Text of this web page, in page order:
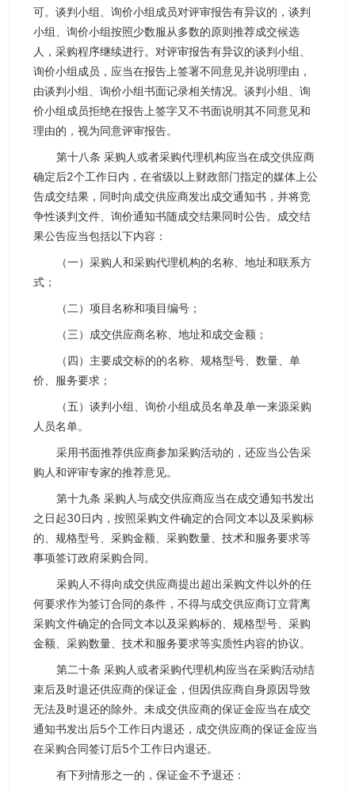
可。谈判小组、询价小组成员对评审报告有异议的，谈判
小组、询价小组按照少数服从多数的原则推荐成交候选
人，采购程序继续进行。对评审报告有异议的谈判小组、
询价小组成员，应当在报告上签署不同意见并说明理由，
由谈判小组、询价小组书面记录相关情况。谈判小组、询
价小组成员拒绝在报告上签字又不书面说明其不同意见和
理由的，视为同意评审报告。
第十八条 采购人或者采购代理机构应当在成交供应商
确定后2个工作日内，在省级以上财政部门指定的媒体上公
告成交结果，同时向成交供应商发出成交通知书，并将竞
争性谈判文件、询价通知书随成交结果同时公告。成交结
果公告应当包括以下内容：
（一）采购人和采购代理机构的名称、地址和联系方
式；
（二）项目名称和项目编号；
（三）成交供应商名称、地址和成交金额；
（四）主要成交标的的名称、规格型号、数量、单
价、服务要求；
（五）谈判小组、询价小组成员名单及单一来源采购
人员名单。
采用书面推荐供应商参加采购活动的，还应当公告采
购人和评审专家的推荐意见。
第十九条 采购人与成交供应商应当在成交通知书发出
之日起30日内，按照采购文件确定的合同文本以及采购标
的、规格型号、采购金额、采购数量、技术和服务要求等
事项签订政府采购合同。
采购人不得向成交供应商提出超出采购文件以外的任
何要求作为签订合同的条件，不得与成交供应商订立背离
采购文件确定的合同文本以及采购标的、规格型号、采购
金额、采购数量、技术和服务要求等实质性内容的协议。
第二十条 采购人或者采购代理机构应当在采购活动结
束后及时退还供应商的保证金，但因供应商自身原因导致
无法及时退还的除外。未成交供应商的保证金应当在成交
通知书发出后5个工作日内退还，成交供应商的保证金应当
在采购合同签订后5个工作日内退还。
有下列情形之一的，保证金不予退还：